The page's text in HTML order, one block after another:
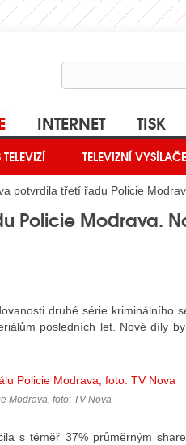
TELEVIZNÍ VYSÍLAČE
INTERNET TISK
potvrdila třetí řadu Policie
Policie Modrava.
druhé série kriminálního
posledních let. Nové díly
Modrava, foto: TV Nova
s téměř 37% průměrným